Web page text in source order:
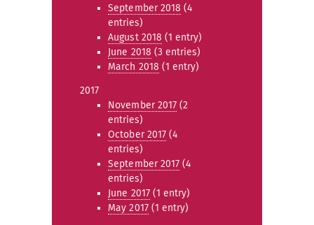
September 2018 (4
entries)
August 2018 (1 entry)
June 2018 (3 entries)
March 2018 (1 entry)
2017
November 2017 (2
entries)
October 2017 (4
entries)
September 2017 (4
entries)
June 2017(1 entry)
May 2017(1 entry)